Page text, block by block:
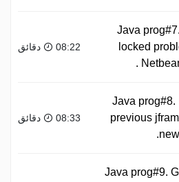
Java
locked
08:22 دقائق
Java prog#8.
previous
08:33 دقائق
Java prog#9.